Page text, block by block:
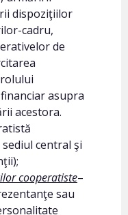
dispoziţiilor
cadru,
de
asupra
acestora.
sediul central şi
cooperatiste–
sau